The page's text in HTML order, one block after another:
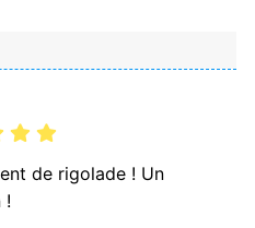
de rigolade ! Un
!